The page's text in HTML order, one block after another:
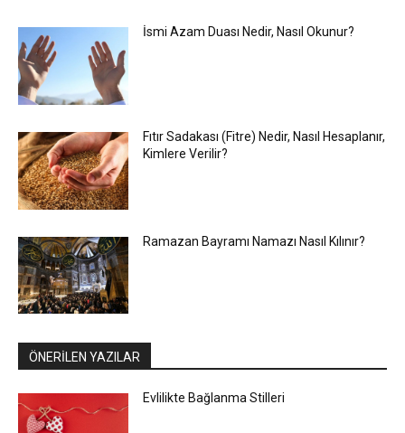
İsmi Azam Duası Nedir, Nasıl Okunur?
Fıtır Sadakası (Fitre) Nedir, Nasıl Hesaplanır,
Kimlere Verilir?
Ramazan Bayramı Namazı Nasıl Kılınır?
ÖNERİLEN YAZILAR
Evlilikte Bağlanma Stilleri